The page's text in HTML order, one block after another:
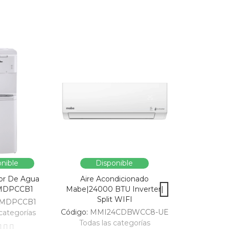
De Agua
Disponible
Aire Acondicionado
Mabe|24000 BTU Inverter|
Split WIFI
Código: MMI24CDBWCC8-UE
Todas las categorías